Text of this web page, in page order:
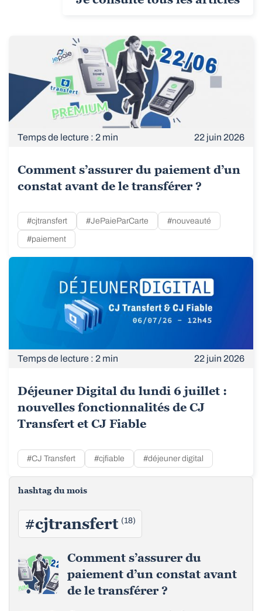
Temps de lecture : 2 min 22 juin 2026
Comment s’assurer du paiement d’un
constat avant de le transférer ?
#cjtransfert #JePaieParCarte #nouveauté
#paiement
Temps de lecture : 2 min 22 juin 2026
Déjeuner Digital du lundi 6 juillet :
nouvelles fonctionnalités de CJ
Transfert et CJ Fiable
#CJ Transfert #cjfiable #déjeuner digital
hashtag du mois
#cjtransfert (18)
Comment s’assurer du
paiement d’un constat avant
de le transférer ?